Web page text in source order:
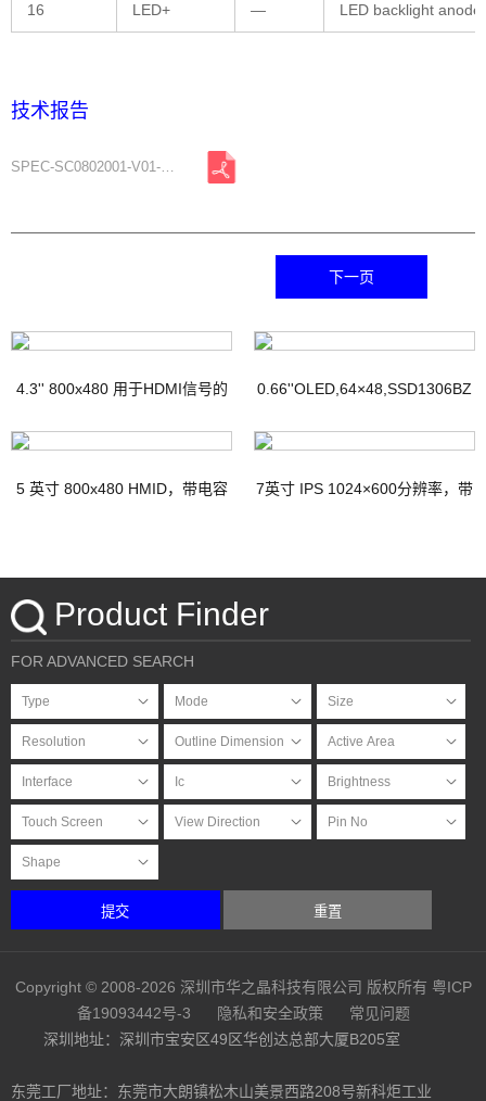
16 LED+ — LED backlight anode
技术报告
SPEC-SC0802001-V01-A1.pdf
下一页
4.3'' 800x480 用于HDMI信号的
TFT显示器，带PCAP
0.66''OLED,64×48,SSD1306BZ
IC
5 英寸 800x480 HMID，带电容 7英寸 IPS 1024×600分辨率，带
USB接口
Product Finder
FOR ADVANCED SEARCH
提交 重置
Copyright © 2008-2026 深圳市华之晶科技有限公司 版权所有 粤ICP
备19093442号-3
隐私和安全政策
常见问题
深圳地址：深圳市宝安区49区华创达总部大厦B205室
东莞工厂地址：东莞市大朗镇松木山美景西路208号新科炬工业